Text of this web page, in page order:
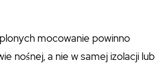
mocowanie powinno
nośnej, a nie w samej izolacji lub